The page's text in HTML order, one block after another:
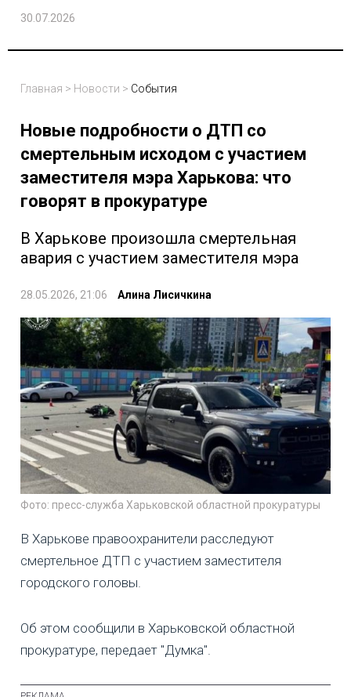
30.07.2026
Главная > Новости > События
Новые подробности о ДТП со
смертельным исходом с участием
заместителя мэра Харькова: что
говорят в прокуратуре
В Харькове произошла смертельная
авария с участием заместителя мэра
28.05.2026, 21:06 Алина Лисичкина
Фото: пресс-служба Харьковской областной прокуратуры
В Харькове правоохранители расследуют
смертельное ДТП с участием заместителя
городского головы.
Об этом сообщили в Харьковской областной
прокуратуре, передает "Думка".